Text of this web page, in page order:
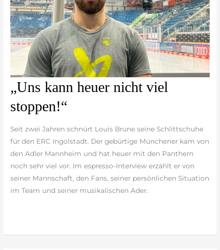
„Uns kann heuer nicht viel
stoppen!“
Seit zwei Jahren schnürt Louis Brune seine Schlittschuhe
für den ERC Ingolstadt. Der gebürtige Münchener kam von
den Adler Mannheim und hat heuer mit den Panthern
noch sehr viel vor. Im espresso-Interview erzählt er von
seiner Mannschaft, den Fans, seiner persönlichen Situation
im Team und seiner musikalischen Ader.
„Uns
kann
heuer
viel
stoppen!“